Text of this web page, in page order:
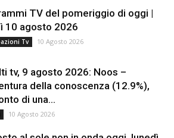
TV del pomeriggio di oggi |
10 agosto 2026
Tv 10 Agosto 2026
tv, 9 agosto 2026: Noos –
della conoscenza (12.9%),
di una...
10 Agosto 2026